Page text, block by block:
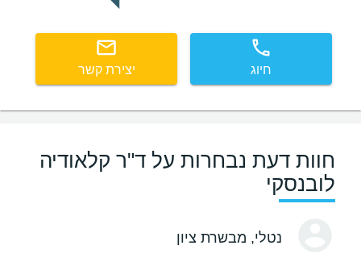
חיוג יצירת קשר
חוות דעת נבחרות על ד"ר קלאודיה
לובנסקי
נטלי, מבשרת ציון